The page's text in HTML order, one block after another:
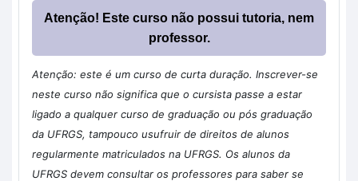
Atenção! Este curso não possui tutoria, nem
professor.
Atenção: este é um curso de curta duração. Inscrever-se
neste curso não significa que o cursista passe a estar
ligado a qualquer curso de graduação ou pós graduação
da UFRGS, tampouco usufruir de direitos de alunos
regularmente matriculados na UFRGS. Os alunos da
UFRGS devem consultar os professores para saber se